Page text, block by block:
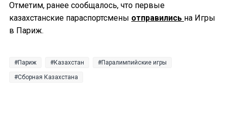
Отметим, ранее сообщалось, что первые
казахстанские параспортсмены отправились на Игры
в Париж.
Париж Казахстан Паралимпийские игры
Сборная Казахстана